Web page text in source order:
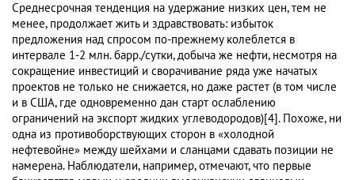
Среднесрочная тенденция на удержание низких цен, тем не
менее, продолжает жить и здравствовать: избыток
предложения над спросом по-прежнему колеблется в
интервале 1-2 млн. барр./сутки, добыча же нефти, несмотря на
сокращение инвестиций и сворачивание ряда уже начатых
проектов не только не снижается, но даже растет (в том числе
и в США, где одновременно дан старт ослаблению
ограничений на экспорт жидких углеводородов)[4]. Похоже, ни
одна из противоборствующих сторон в «холодной
нефтевойне» между шейхами и сланцами сдавать позиции не
намерена. Наблюдатели, например, отмечают, что первые